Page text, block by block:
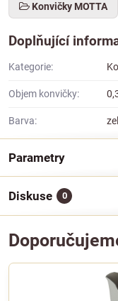
Konvičky MOTTA
Doplňující
Kategorie:
Objem konvičky:
Barva:
Parametry
Diskuse 0